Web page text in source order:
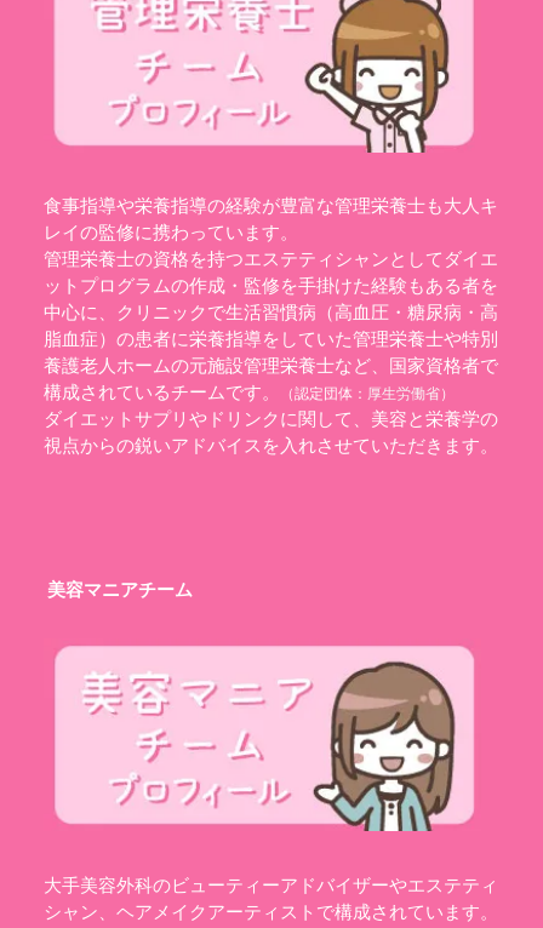
食事指導や栄養指導の経験が豊富な管理栄養士も大人キ
レイの監修に携わっています。
管理栄養士の資格を持つエステティシャンとしてダイエ
ットプログラムの作成・監修を手掛けた経験もある者を
中心に、クリニックで生活習慣病（高血圧・糖尿病・高
脂血症）の患者に栄養指導をしていた管理栄養士や特別
養護老人ホームの元施設管理栄養士など、国家資格者で
構成されているチームです。
（認定団体： 厚生労働省）
ダイエットサプリやドリンクに関して、美容と栄養学の
視点からの鋭いアドバイスを入れさせていただきます。
美容マニアチーム
大手美容外科のビューティーアドバイザーやエステティ
シャン、ヘアメイクアーティストで構成されています。